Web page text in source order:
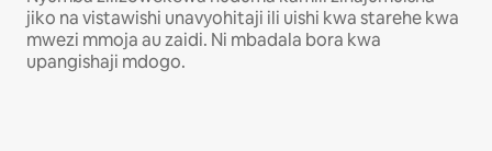
jiko na vistawishi unavyohitaji ili uishi kwa starehe kwa
mwezi mmoja au zaidi. Ni mbadala bora kwa
upangishaji mdogo.